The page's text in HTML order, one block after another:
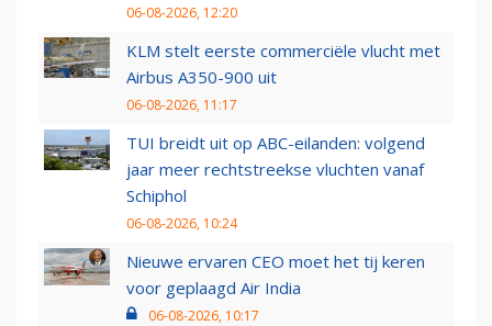
06-08-2026, 12:20
KLM stelt eerste commerciële vlucht met
Airbus A350-900 uit
06-08-2026, 11:17
TUI breidt uit op ABC-eilanden: volgend
jaar meer rechtstreekse vluchten vanaf
Schiphol
06-08-2026, 10:24
Nieuwe ervaren CEO moet het tij keren
voor geplaagd Air India
06-08-2026, 10:17